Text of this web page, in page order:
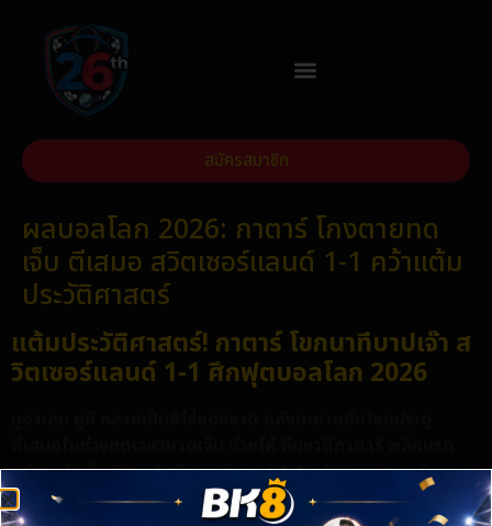
สมัครสมาชิก
ผลบอลโลก 2026: กาตาร์ โกงตายทด
เจ็บ ตีเสมอ สวิตเซอร์แลนด์ 1-1 คว้าแต้ม
ประวัติศาสตร์
แต้มประวัติศาสตร์! กาตาร์ โขกนาทีบาปเจ๊า ส
วิตเซอร์แลนด์ 1-1 ศึกฟุตบอลโลก 2026
กลับมาไล่เจ๊า ทีมชาติสวิตเซอร์แลนด์ 1-1 คว้าคะแนนแรกใน
ประวัติศาสตร์การลงเล่นรอบสุดท้ายฟุตบอลโลกได้อย่างยิ่งใหญ่